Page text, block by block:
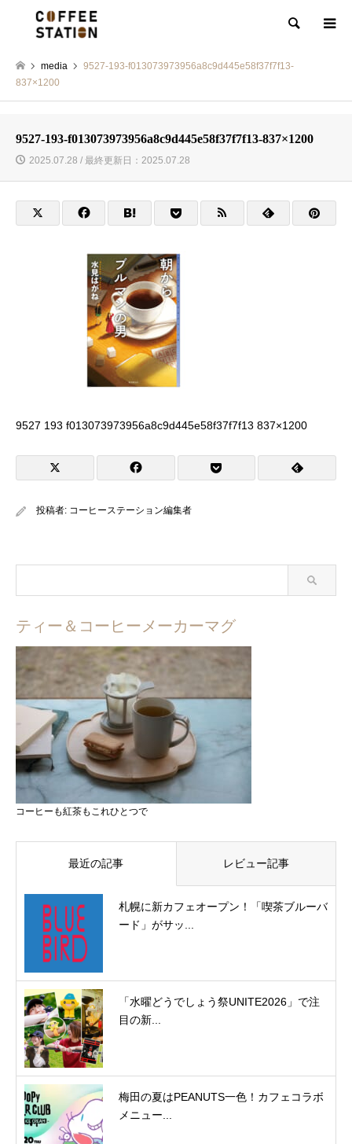
検索
media
9527-193-f013073973956a8c9d445e58f37f7f13-
837×1200
9527-193-f013073973956a8c9d445e58f37f7f13-837×1200
2025.07.28 / 最終更新日：2025.07.28
9527 193 f013073973956a8c9d445e58f37f7f13 837×1200
投稿者: コーヒーステーション編集者
ティー＆コーヒーメーカーマグ
コーヒーも紅茶もこれひとつで
最近の記事 レビュー記事
札幌に新カフェオープン！「喫茶ブルーバ
ード」がサッ...
「水曜どうでしょう祭UNITE2026」で注
目の新...
梅田の夏はPEANUTS一色！カフェコラボ
メニュー...